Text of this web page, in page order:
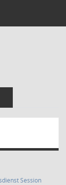
Session(Wird in